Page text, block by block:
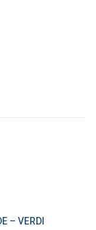
– VERDI